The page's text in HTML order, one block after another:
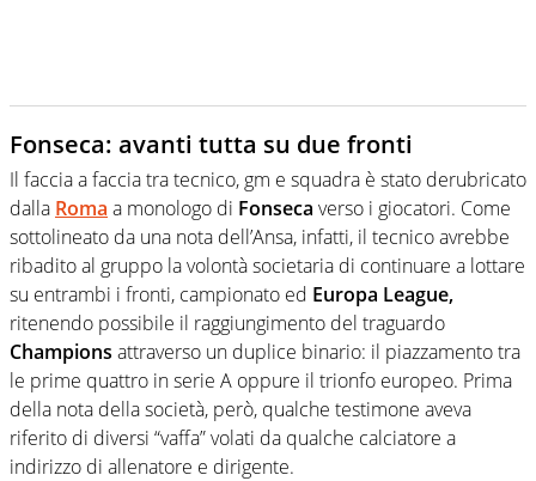
Fonseca: avanti tutta su due fronti
Il faccia a faccia tra tecnico, gm e squadra è stato derubricato
dalla Roma a monologo di Fonseca verso i giocatori. Come
sottolineato da una nota dell’Ansa, infatti, il tecnico avrebbe
ribadito al gruppo la volontà societaria di continuare a lottare
su entrambi i fronti, campionato ed Europa League,
ritenendo possibile il raggiungimento del traguardo
Champions attraverso un duplice binario: il piazzamento tra
le prime quattro in serie A oppure il trionfo europeo. Prima
della nota della società, però, qualche testimone aveva
riferito di diversi “vaffa” volati da qualche calciatore a
indirizzo di allenatore e dirigente.